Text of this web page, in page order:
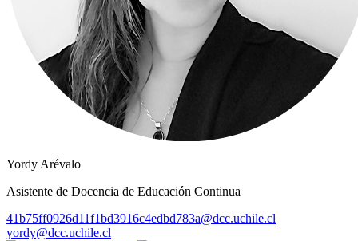
Yordy Arévalo
Asistente de Docencia de Educación Continua
41b75ff0926d11f1bd3916c4edbd783a@dcc.uchile.cl
yordy@dcc.uchile.cl